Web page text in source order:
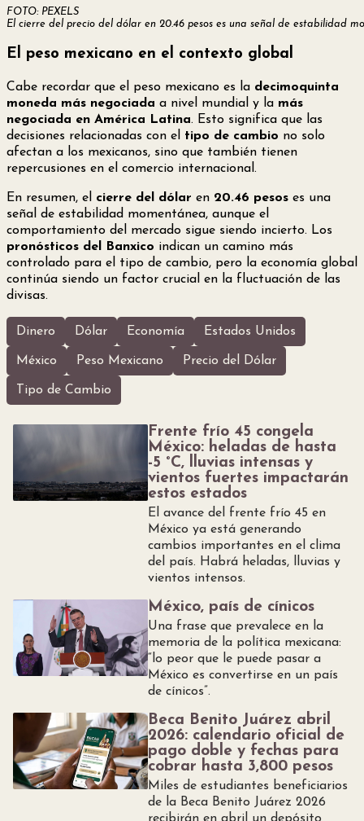
FOTO: PEXELS
El cierre del precio del dólar en 20.46 pesos es una señal de estabilidad
El peso mexicano en el contexto global
Cabe recordar que el peso mexicano es la decimoquinta
moneda más negociada a nivel mundial y la más
negociada en América Latina. Esto significa que las
decisiones relacionadas con el tipo de cambio no solo
afectan a los mexicanos, sino que también tienen
repercusiones en el comercio internacional.
En resumen, el cierre del dólar en 20.46 pesos es una
señal de estabilidad momentánea, aunque el
comportamiento del mercado sigue siendo incierto. Los
pronósticos del Banxico indican un camino más
controlado para el tipo de cambio, pero la economía global
continúa siendo un factor crucial en la fluctuación de las
divisas.
Dinero Dólar Economía Estados Unidos
México Peso Mexicano Precio del Dólar
Tipo de Cambio
Frente frío 45 congela
México: heladas de hasta
-5 °C, lluvias intensas y
vientos fuertes impactarán
estos estados
El avance del frente frío 45 en
México ya está generando
cambios importantes en el clima
del país. Habrá heladas, lluvias y
vientos intensos.
México, país de cínicos
Una frase que prevalece en la
memoria de la política mexicana:
“lo peor que le puede pasar a
México es convertirse en un país
de cínicos”.
Beca Benito Juárez abril
2026: calendario oficial de
pago doble y fechas para
cobrar hasta 3,800 pesos
Miles de estudiantes beneficiarios
de la Beca Benito Juárez 2026